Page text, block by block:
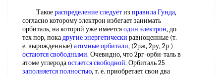
Такоераспределение следуетиз правила Гунда,
согласно которому электрон избегает занимать
орбиталь, на которой уже имеетсяодин электрон, до
тех пор, покадругие энергетически равноценные (т.
е. вырожденные) атомные орбитали, (2рж, 2ру, 2р )
остаются свободными. Очевидно, что 2рг-орби-таль в
атоме углеродаостается свободной. Орбиталь 25
заполняется полностью, т. е. приобретает свои два